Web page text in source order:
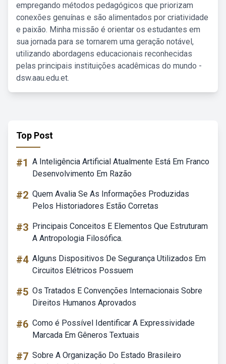
empregando métodos pedagógicos que priorizam
conexões genuínas e são alimentados por criatividade
e paixão. Minha missão é orientar os estudantes em
sua jornada para se tornarem uma geração notável,
utilizando abordagens educacionais reconhecidas
pelas principais instituições acadêmicas do mundo -
dsw.aau.edu.et.
Top Post
#1 A Inteligência Artificial Atualmente Está Em Franco
Desenvolvimento Em Razão
#2 Quem Avalia Se As Informações Produzidas
Pelos Historiadores Estão Corretas
#3 Principais Conceitos E Elementos Que Estruturam
A Antropologia Filosófica.
#4 Alguns Dispositivos De Segurança Utilizados Em
Circuitos Elétricos Possuem
#5 Os Tratados E Convenções Internacionais Sobre
Direitos Humanos Aprovados
#6 Como é Possível Identificar A Expressividade
Marcada Em Gêneros Textuais
#7 Sobre A Organização Do Estado Brasileiro